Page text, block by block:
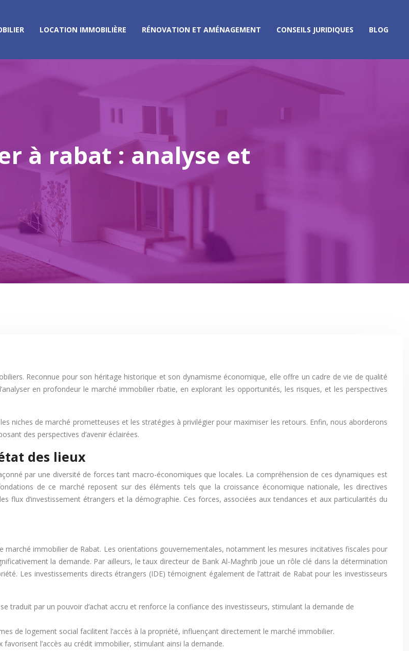
LOCATION IMMOBILIÈRE RÉNOVATION ET AMÉNAGEMENT CONSEILS JURIDIQUES BLOG
à rabat : analyse et
Reconnue pour son héritage historique et son dynamisme économique, elle offre un cadre de vie de qualité
en profondeur le marché immobilier rbatie, en explorant les opportunités, les risques, et les perspectives
niches de marché prometteuses et les stratégies à privilégier pour maximiser les retours. Enfin, nous aborderons
des perspectives d’avenir éclairées.
des lieux
par une diversité de forces tant macro-économiques que locales. La compréhension de ces dynamiques est
de ce marché reposent sur des éléments tels que la croissance économique nationale, les directives
flux d’investissement étrangers et la démographie. Ces forces, associées aux tendances et aux particularités du
immobilier de Rabat. Les orientations gouvernementales, notamment les mesures incitatives fiscales pour
la demande. Par ailleurs, le taux directeur de Bank Al-Maghrib joue un rôle clé dans la détermination
Les investissements directs étrangers (IDE) témoignent également de l’attrait de Rabat pour les investisseurs
traduit par un pouvoir d’achat accru et renforce la confiance des investisseurs, stimulant la demande de
de logement social facilitent l’accès à la propriété, influençant directement le marché immobilier.
favorisent l’accès au crédit immobilier, stimulant ainsi la demande.